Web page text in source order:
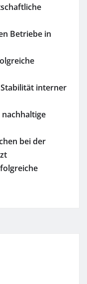
Betriebe in
interner
bei der